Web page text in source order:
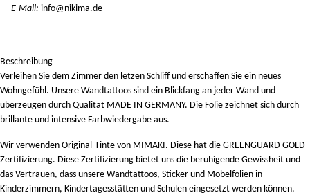
E-Mail: info@nikima.de
Beschreibung
Verleihen Sie dem Zimmer den letzen Schliff und erschaffen Sie ein neues
Wohngefühl. Unsere Wandtattoos sind ein Blickfang an jeder Wand und
überzeugen durch Qualität MADE IN GERMANY. Die Folie zeichnet sich durch
brillante und intensive Farbwiedergabe aus.
Wir verwenden Original-Tinte von MIMAKI. Diese hat die GREENGUARD GOLD-
Zertifizierung. Diese Zertifizierung bietet uns die beruhigende Gewissheit und
das Vertrauen, dass unsere Wandtattoos, Sticker und Möbelfolien in
Kinderzimmern, Kindertagesstätten und Schulen eingesetzt werden können.